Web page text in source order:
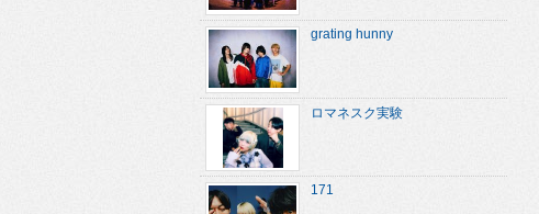
grating hunny
ロマネスク実験
171